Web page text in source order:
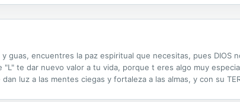
guas, encuentres la paz espiritual que necesitas, pues DIOS
te dar nuevo valor a tu vida, porque t eres algo muy especial
luz a las mentes ciegas y fortaleza a las almas, y con su